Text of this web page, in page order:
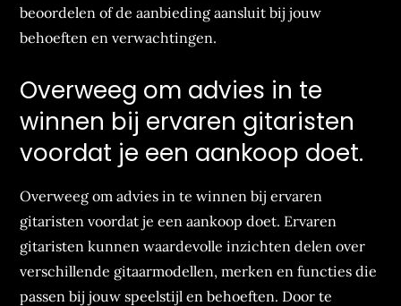
beoordelen of de aanbieding aansluit bij jouw
behoeften en verwachtingen.
Overweeg om advies in te
winnen bij ervaren gitaristen
voordat je een aankoop doet.
Overweeg om advies in te winnen bij ervaren
gitaristen voordat je een aankoop doet. Ervaren
gitaristen kunnen waardevolle inzichten delen over
verschillende gitaarmodellen, merken en functies die
passen bij jouw speelstijl en behoeften. Door te